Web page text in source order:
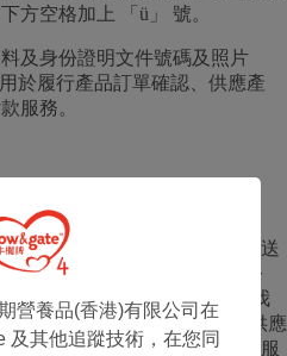
營養品(香港)有限公司在
及其他追蹤技術，在您同
方空格加上 「ü」 號。
及身份證明文件號碼及照片
於履行產品訂單確認、供應產
服務。
料(包括敏感個人資料)可能傳送
SA (達能公司) 及其關聯公
「達能集團公司」) ，及經由我
及代理商、負責訂單確認、供應
盛國際物流有限公司)、付款服